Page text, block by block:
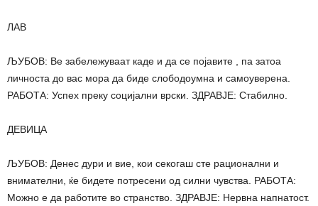
ЛАВ
ЉУБОВ: Ве забележуваат каде и да се појавите , па затоа
личноста до вас мора да биде слободоумна и самоуверена.
РАБОТА: Успех преку социјални врски. ЗДРАВЈЕ: Стабилно.
ДЕВИЦА
ЉУБОВ: Денес дури и вие, кои секогаш сте рационални и
внимателни, ќе бидете потресени од силни чувства. РАБОТА:
Можно е да работите во странство. ЗДРАВЈЕ: Нервна напнатост.